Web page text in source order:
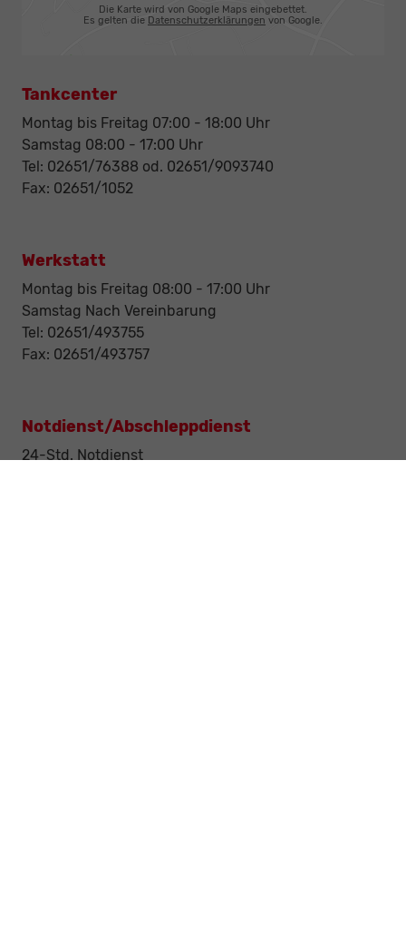
Die Karte wird von Google Maps eingebettet.
Es gelten die Datenschutzerklärungen von Google.
Tankcenter
Montag bis Freitag 07:00 - 18:00 Uhr
Samstag 08:00 - 17:00 Uhr
Tel: 02651/76388 od. 02651/9093740
Fax: 02651/1052
Werkstatt
Montag bis Freitag 08:00 - 17:00 Uhr
Samstag Nach Vereinbarung
Tel: 02651/493755
Fax: 02651/493757
Notdienst/Abschleppdienst
24-Std. Notdienst